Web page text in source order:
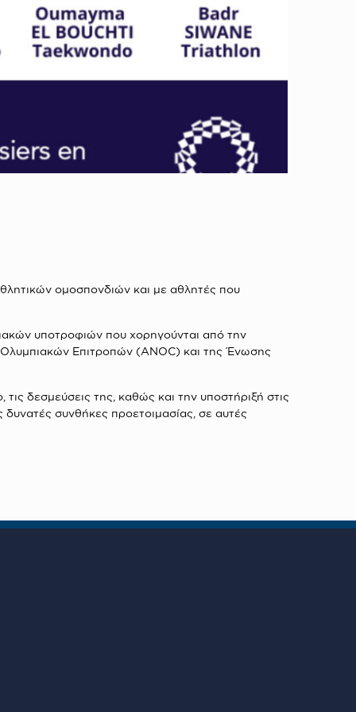
ομοσπονδιών και με αθλητές που
υποτροφιών που χορηγούνται από την
Επιτροπών (ANOC) και της Ένωσης
δεσμεύσεις της, καθώς και την υποστήριξή στις
συνθήκες προετοιμασίας, σε αυτές